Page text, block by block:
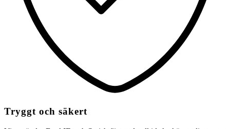
Tryggt och säkert